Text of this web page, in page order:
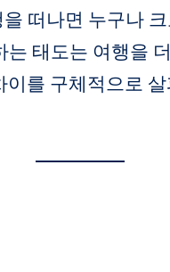
떠나면 누구나
태도는 여행을
를 구체적으로